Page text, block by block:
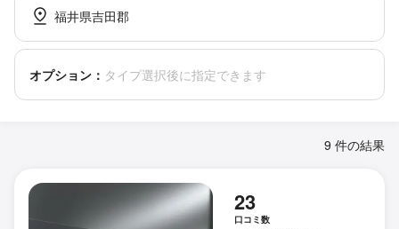
福井県吉田郡
オプション： タイプ選択後に指定できます
9 件の結果
23
口コミ数